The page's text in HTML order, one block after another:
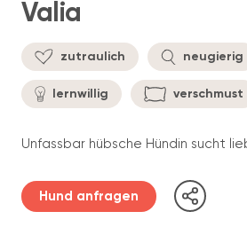
Valia
zutraulich neugierig
lernwillig verschmust
Unfassbar hübsche Hündin sucht
Hund anfragen